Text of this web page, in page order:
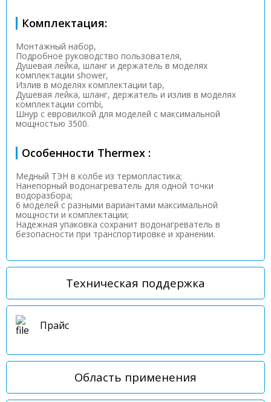
Комплектация:
Монтажный набор,
Подробное руководство пользователя,
Душевая лейка, шланг и держатель в моделях
комплектации shower,
Излив в моделях комплектации tap,
Душевая лейка, шланг, держатель и излив в моделях
комплектации combi,
Шнур с евровилкой для моделей с максимальной
мощностью 3500.
Особенности Thermex :
Медный ТЭН в колбе из термопластика;
Нанепорный водонагреватель для одной точки
водоразбора;
6 моделей с разными вариантами максимальной
мощности и комплектации;
Надежная упаковка сохранит водонагреватель в
безопасности при транспортировке и хранении.
Техническая поддержка
Прайс
Область применения